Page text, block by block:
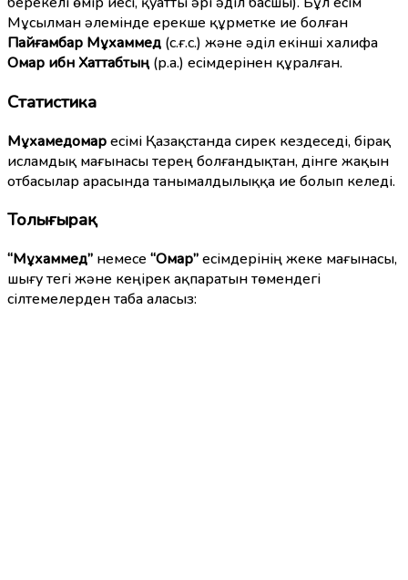
Мұсылман әлемінде ерекше құрметке ие болған
Пайғамбар Мұхаммед (с.ғ.с.) және әділ екінші халифа
Омар ибн Хаттабтың(р.а.) есімдерінен құралған.
Статистика
Мұхамедомаресімі Қазақстанда сирек кездеседі, бірақ
исламдық мағынасы терең болғандықтан, дінге жақын
отбасылар арасында танымалдылыққа ие болып келеді.
Толығырақ
“Мұхаммед” немесе “Омар”есімдерінің жеке мағынасы,
шығу тегі және кеңірек ақпаратын төмендегі
сілтемелерден таба аласыз: